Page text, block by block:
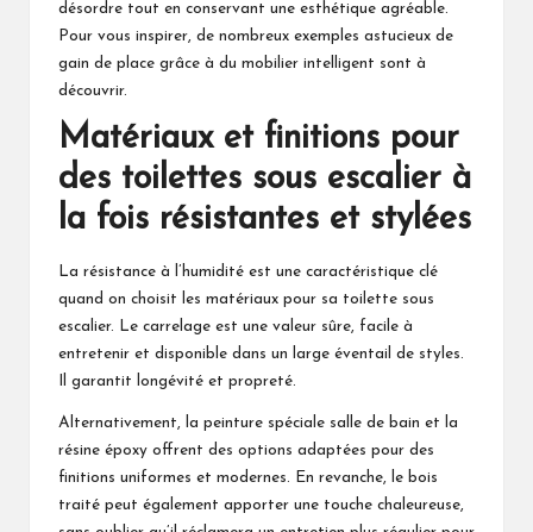
désordre tout en conservant une esthétique agréable.
Pour vous inspirer, de nombreux exemples astucieux de
gain de place grâce à du mobilier intelligent sont à
découvrir.
Matériaux et finitions pour
des toilettes sous escalier à
la fois résistantes et stylées
La résistance à l’humidité est une caractéristique clé
quand on choisit les matériaux pour sa toilette sous
escalier. Le carrelage est une valeur sûre, facile à
entretenir et disponible dans un large éventail de styles.
Il garantit longévité et propreté.
Alternativement, la peinture spéciale salle de bain et la
résine époxy offrent des options adaptées pour des
finitions uniformes et modernes. En revanche, le bois
traité peut également apporter une touche chaleureuse,